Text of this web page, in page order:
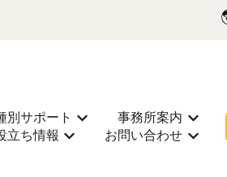
示ブメニューを表示
別サポート
業種別サポートのサブメ
事務所案内
事務
立ち情報
お役立ち情報のサブメニュ
お問い合わせ
お問